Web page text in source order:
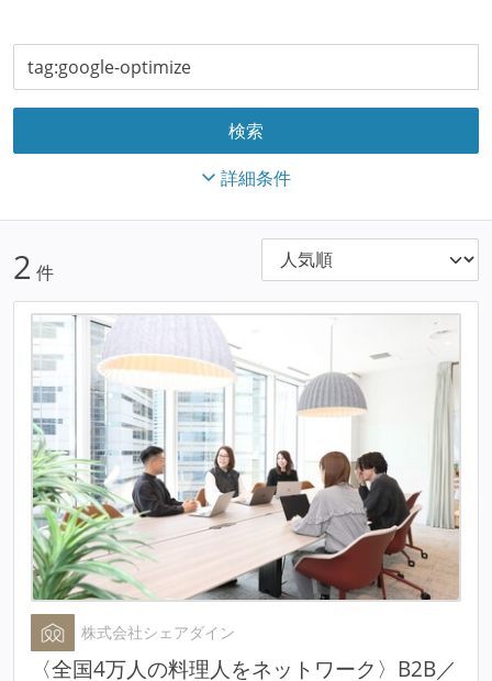
詳細条件
2 件
株式会社シェアダイン
〈全国4万人の料理人をネットワーク〉B2B／